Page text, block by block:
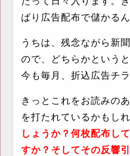
ぱり広告配布で儲かる
うちは、残念ながら新
ので、どちらかという
今も毎月、折込広告チ
きっとこれをお読みの
を打たれているかもし
しょうか？何枚配布し
すか？そしてその反響